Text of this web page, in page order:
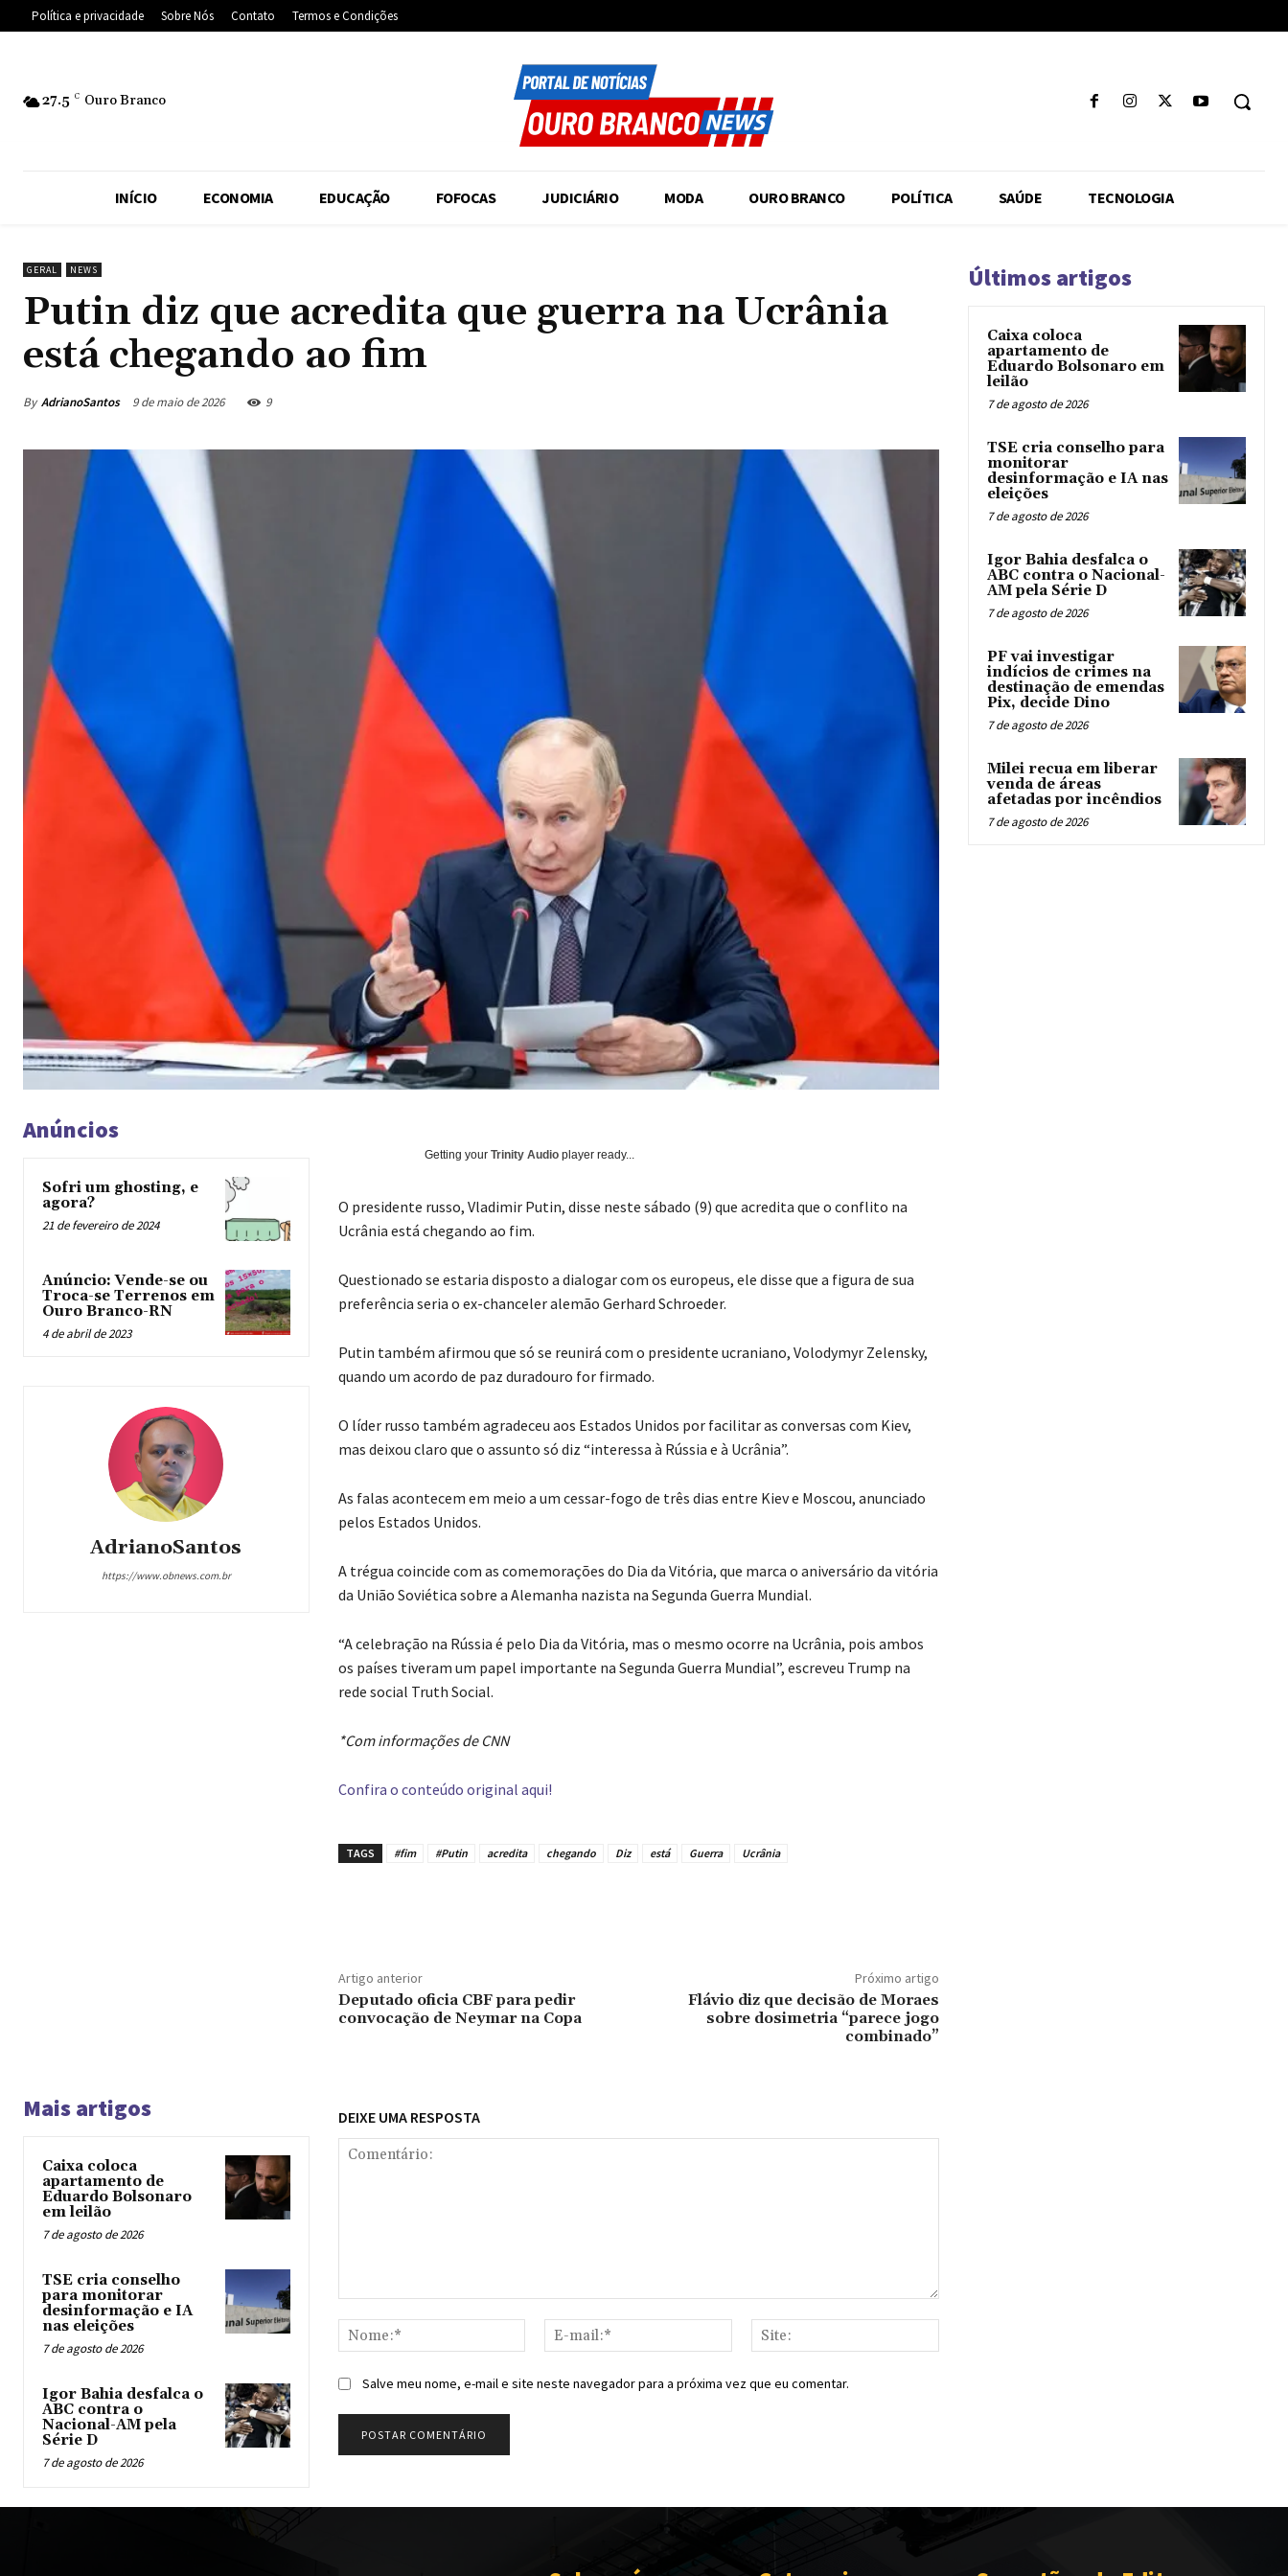
Política e privacidade Sobre Nós Contato Termos e Condições
27.5 C Ouro Branco
INÍCIO ECONOMIA EDUCAÇÃO FOFOCAS JUDICIÁRIO MODA OURO BRANCO POLÍTICA SAÚDE TECNOLOGIA
GERAL NEWS
Putin diz que acredita que guerra na Ucrânia
está chegando ao fim
By AdrianoSantos 9 de maio de 2026 9
Anúncios
Sofri um ghosting, e
agora?
21 de fevereiro de 2024
Anúncio: Vende-se ou
Troca-se Terrenos em
Ouro Branco-RN
4 de abril de 2023
AdrianoSantos
https://www.obnews.com.br
Getting your Trinity Audioplayer ready...
O presidente russo, Vladimir Putin, disse neste sábado (9) que acredita que o conflito na
Ucrânia está chegando ao fim.
Questionado se estaria disposto a dialogar com os europeus, ele disse que a figura de sua
preferência seria o ex-chanceler alemão Gerhard Schroeder.
Putin também afirmou que só se reunirá com o presidente ucraniano, Volodymyr Zelensky,
quando um acordo de paz duradouro for firmado.
O líder russo também agradeceu aos Estados Unidos por facilitar as conversas com Kiev,
mas deixou claro que o assunto só diz “interessa à Rússia e à Ucrânia”.
As falas acontecem em meio a um cessar-fogo de três dias entre Kiev e Moscou, anunciado
pelos Estados Unidos.
A trégua coincide com as comemorações do Dia da Vitória, que marca o aniversário da vitória
da União Soviética sobre a Alemanha nazista na Segunda Guerra Mundial.
“A celebração na Rússia é pelo Dia da Vitória, mas o mesmo ocorre na Ucrânia, pois ambos
os países tiveram um papel importante na Segunda Guerra Mundial”, escreveu Trump na
rede social Truth Social.
*Com informações de CNN
Confira o conteúdo original aqui!
TAGS #fim #Putin acredita chegando Diz está Guerra Ucrânia
Artigo anterior
Deputado oficia CBF para pedir
convocação de Neymar na Copa
Próximo artigo
Flávio diz que decisão de Moraes
sobre dosimetria “parece jogo
combinado”
Mais artigos
Caixa coloca
apartamento de
Eduardo Bolsonaro
em leilão
7 de agosto de 2026
TSE cria conselho
para monitorar
desinformação e IA
nas eleições
7 de agosto de 2026
Igor Bahia desfalca o
ABC contra o
Nacional-AM pela
Série D
7 de agosto de 2026
DEIXE UMA RESPOSTA
Nome:*
mail:*
Salve meu nome, e-mail e site neste navegador para a próxima vez que eu comentar.
Últimos artigos
Caixa coloca
apartamento de
Eduardo Bolsonaro em
leilão
7 de agosto de 2026
TSE cria conselho para
monitorar
desinformação e IA nas
eleições
7 de agosto de 2026
Igor Bahia desfalca o
ABC contra o Nacional-
AM pela Série D
7 de agosto de 2026
PF vai investigar
indícios de crimes na
destinação de emendas
Pix, decide Dino
7 de agosto de 2026
Milei recua em liberar
venda de áreas
afetadas por incêndios
7 de agosto de 2026